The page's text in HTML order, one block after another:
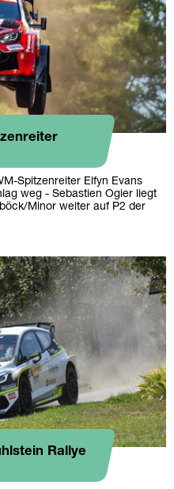
Spitzenreiter Elfyn Evans
weg - Sebastien Ogier liegt
Minor weiter auf P2 der
Rallye